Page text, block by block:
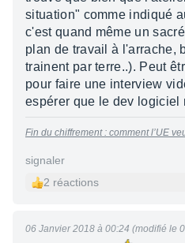
situation" comme indiqué
c'est quand même un
plan de travail à l'arrache,
trainent par terre..). Peut
pour faire une interview
espérer que le dev logiciel
Fin du chiffrement : comment l’UE
signaler
2 réactions
06 Janvier 2018 à 00:24 (modifié le